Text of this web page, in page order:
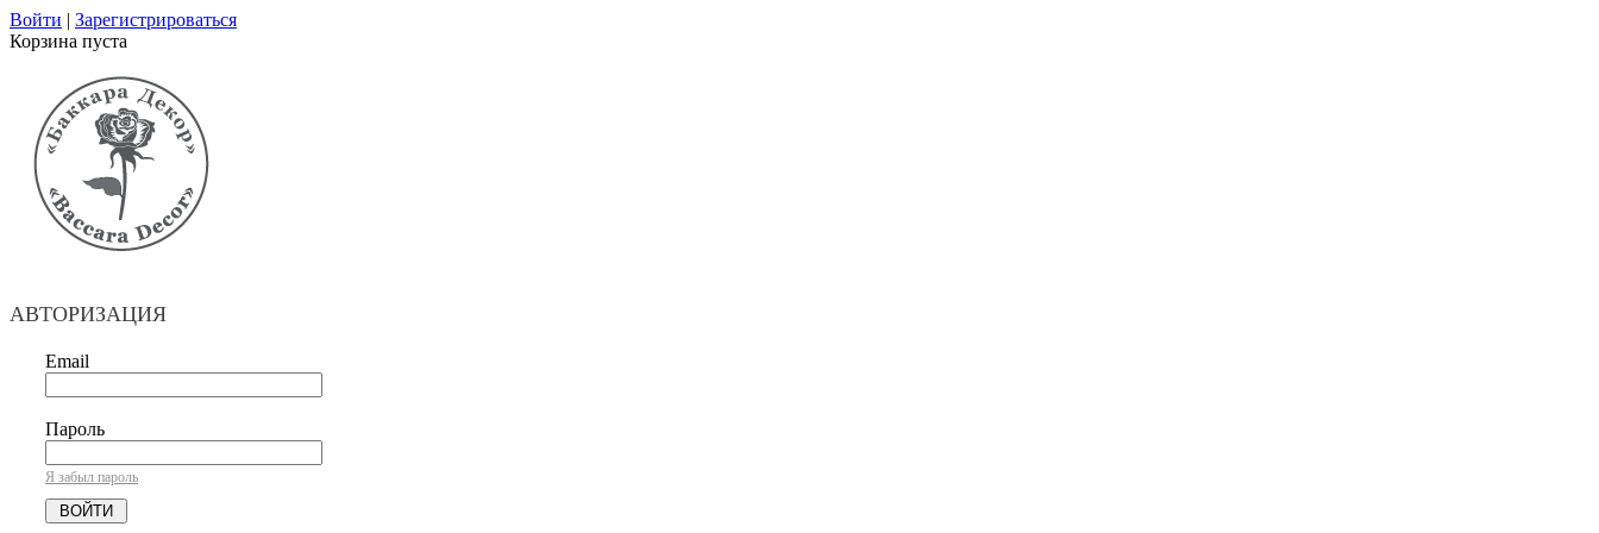
Войти | Зарегистрироваться
Корзина пуста
АВТОРИЗАЦИЯ
Email
Пароль
Я забыл пароль